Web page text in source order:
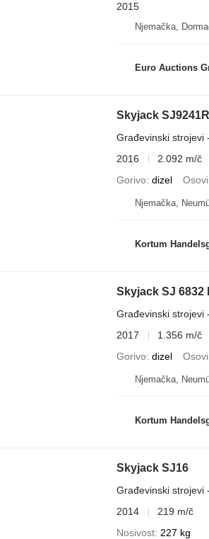
2015
Njemačka,
Euro Auctions
Skyjack
Građevinski strojevi
2016
2.092 m/č
Gorivo dizel
Njemačka,
Kortum
Skyjack SJ 6832
Građevinski strojevi
2017
1.356 m/č
Gorivo dizel
Njemačka,
Kortum
Skyjack SJ16
Građevinski strojevi
2014
219 m/č
Nosivost 227 kg